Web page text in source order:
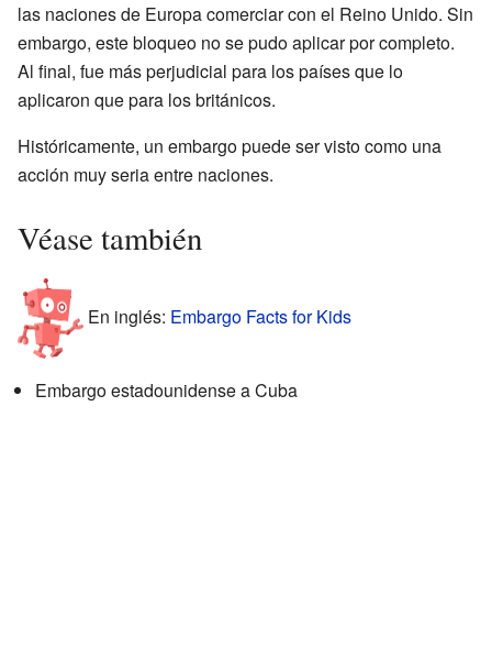
las naciones de Europa comerciar con el Reino Unido. Sin
embargo, este bloqueo no se pudo aplicar por completo.
Al final, fue más perjudicial para los países que lo
aplicaron que para los británicos.
Históricamente, un embargo puede ser visto como una
acción muy seria entre naciones.
Véase también
En inglés: Embargo Facts for Kids
Embargo estadounidense a Cuba